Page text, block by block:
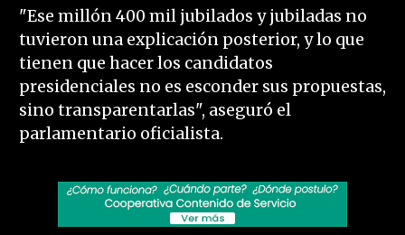
"Ese millón 400 mil jubilados y jubiladas no
tuvieron una explicación posterior, y lo que
tienen que hacer los candidatos
presidenciales no es esconder sus propuestas,
sino transparentarlas", aseguró el
parlamentario oficialista.